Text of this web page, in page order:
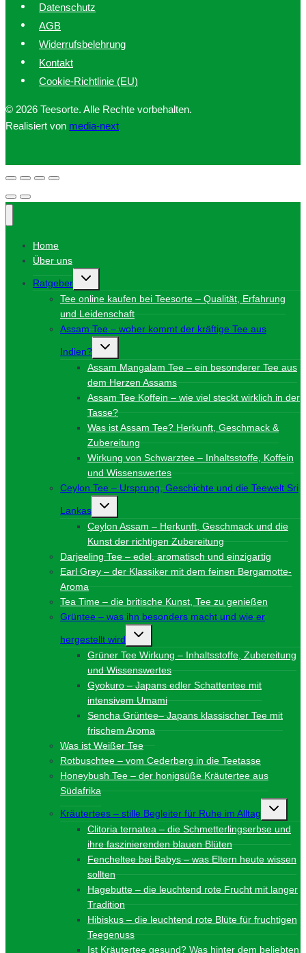
Datenschutz
AGB
Widerrufsbelehrung
Kontakt
Cookie-Richtlinie (EU)
© 2026 Teesorte. Alle Rechte vorbehalten.
Realisiert von media-next
Home
Über uns
Ratgeber
Untermenü
Tee online kaufen bei Teesorte – Qualität, Erfahrung
und Leidenschaft
Assam Tee – woher kommt der kräftige Tee aus
Indien?
Untermenü
Assam Mangalam Tee – ein besonderer Tee aus
dem Herzen Assams
Assam Tee Koffein – wie viel steckt wirklich in der
Tasse?
Was ist Assam Tee? Herkunft, Geschmack &
Zubereitung
Wirkung von Schwarztee – Inhaltsstoffe, Koffein
und Wissenswertes
Ceylon Tee – Ursprung, Geschichte und die Teewelt Sri
Lankas
Untermenü
Ceylon Assam – Herkunft, Geschmack und die
Kunst der richtigen Zubereitung
Darjeeling Tee – edel, aromatisch und einzigartig
Earl Grey – der Klassiker mit dem feinen Bergamotte-
Aroma
Tea Time – die britische Kunst, Tee zu genießen
Grüntee – was ihn besonders macht und wie er
hergestellt wird
Untermenü
Grüner Tee Wirkung – Inhaltsstoffe, Zubereitung
und Wissenswertes
Gyokuro – Japans edler Schattentee mit
intensivem Umami
Sencha Grüntee– Japans klassischer Tee mit
frischem Aroma
Was ist Weißer Tee
Rotbuschtee – vom Cederberg in die Teetasse
Honeybush Tee – der honigsüße Kräutertee aus
Südafrika
Kräutertees – stille Begleiter für Ruhe im Alltag
Clitoria ternatea – die Schmetterlingserbse und
ihre faszinierenden blauen Blüten
Fencheltee bei Babys – was Eltern heute wissen
sollten
Hagebutte – die leuchtend rote Frucht mit langer
Tradition
Hibiskus – die leuchtend rote Blüte für fruchtigen
Teegenuss
Ist Kräutertee gesund? Was hinter dem beliebten